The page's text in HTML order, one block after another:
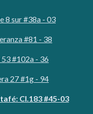
8 sur #38a - 03
#81 - 38
53 #102a - 36
27 #1g - 94
Cl.183 #45-03